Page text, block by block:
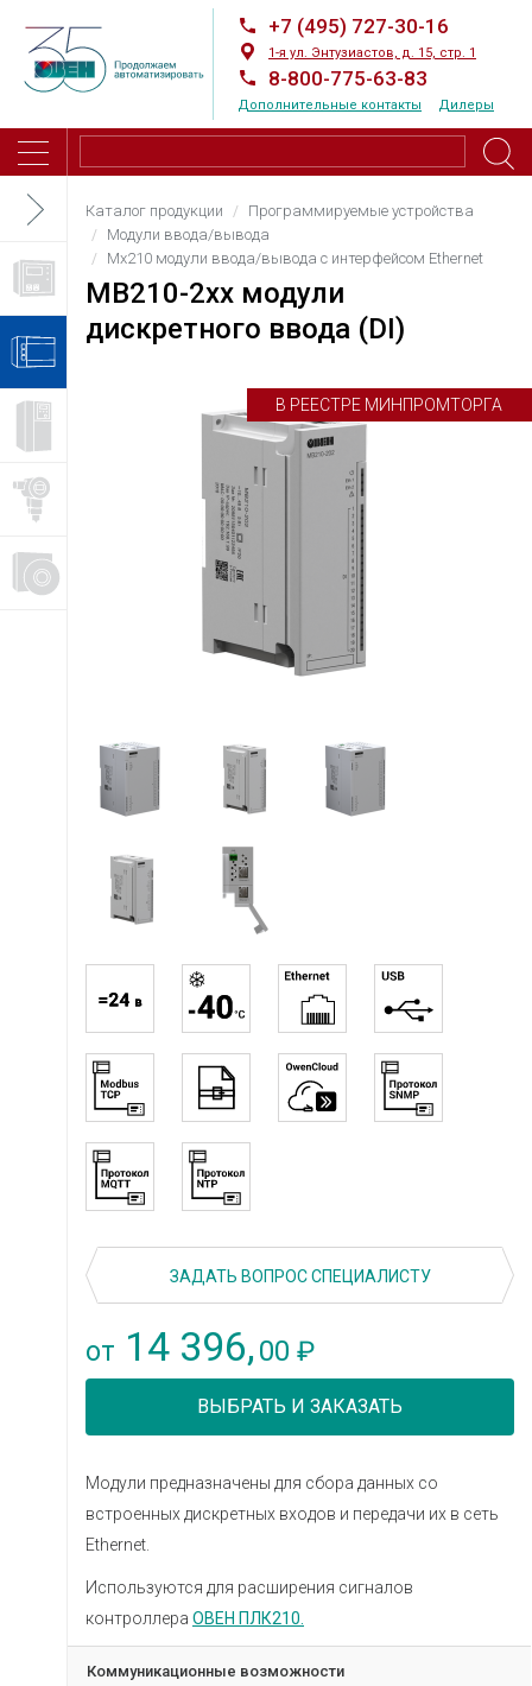
+7 (495) 727-30-16
1-я ул. Энтузиастов, д. 15, стр. 1
8-800-775-63-83
Дополнительные контакты Дилеры
Каталог продукции
Программируемые устройства
Модули ввода/вывода
Мх210 модули ввода/вывода с интерфейсом Ethernet
МВ210-2хх модули
дискретного ввода (DI)
В РЕЕСТРЕ МИНПРОМТОРГА
ЗАДАТЬ ВОПРОС СПЕЦИАЛИСТУ
от 14 396, 00 ₽
ВЫБРАТЬ И ЗАКАЗАТЬ
Модули предназначены для сбора данных со
встроенных дискретных входов и передачи их в сеть
Ethernet.
Используются для расширения сигналов
контроллера ОВЕН ПЛК210.
Коммуникационные возможности